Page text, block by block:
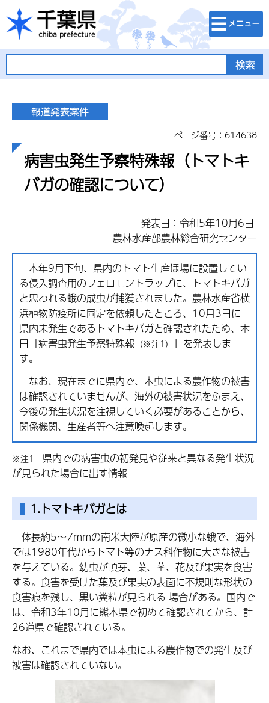
千葉県
検索・メニュ
ー
ページ番号：614638
病害虫発生予察特殊報（トマトキ
バガの確認について）
発表日：令和5年10月6日
農林水産部農林総合研究センター
本年9月下旬、県内のトマト生産ほ場に設置してい
る侵入調査用のフェロモントラップに、トマトキバガ
と思われる蛾の成虫が捕獲されました。農林水産省横
浜植物防疫所に同定を依頼したところ、10月3日に
県内未発生であるトマトキバガと確認されたため、本
日「病害虫発生予察特殊報 （※注1）
」を発表しま
す。
なお、現在までに県内で、本虫による農作物の被害
は確認されていませんが、海外の被害状況をふまえ、
今後の発生状況を注視していく必要があることから、
関係機関、生産者等へ注意喚起します。
※注1
県内での病害虫の初発見や従来と異なる発生状況
が見られた場合に出す情報
1.トマトキバガとは
体長約5～7mmの南米大陸が原産の微小な蛾で、海外
では1980年代からトマト等のナス科作物に大きな被害
を与えている。幼虫が頂芽、葉、茎、花及び果実を食害
する。食害を受けた葉及び果実の表面に不規則な形状の
食害痕を残し、黒い糞粒が見られる 場合がある。国内で
は、令和3年10月に熊本県で初めて確認されてから、計
26道県で確認されている。
なお、これまで県内では本虫による農作物での発生及び
被害は確認されていない。